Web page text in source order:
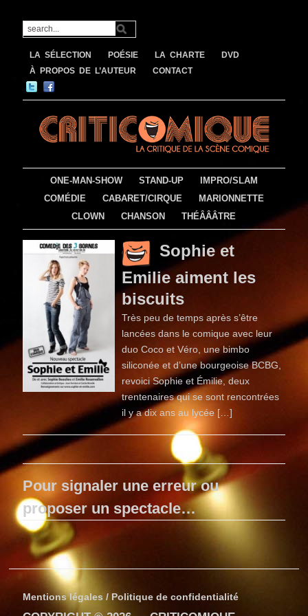
LA SÉLECTION POÉSIE LA CHARTE
DVD
À PROPOS DE L’AUTEUR
CONTACT
ONE-MAN-SHOW STAND-UP
IMPRO/SLAM
COMÉDIE
CABARET/CIRQUE
MARIONNETTE
CLOWN
CHANSON THÉÂÂÂTRE
Sophie et
Emilie aiment les
biscuits
Très peu de temps après s’être
lancées dans le comique avec leur
duo Coco et Véro, une bimbo
siliconée et d’une bourgeoise BCBG,
revoici Sophie et Émilie, deux
trentenaires qui se sont rencontrées
il y a dix ans au lycée […]
Pour signaler une erreur ou
proposer un spectacle…
Mentions légales / Politique de confidentialité